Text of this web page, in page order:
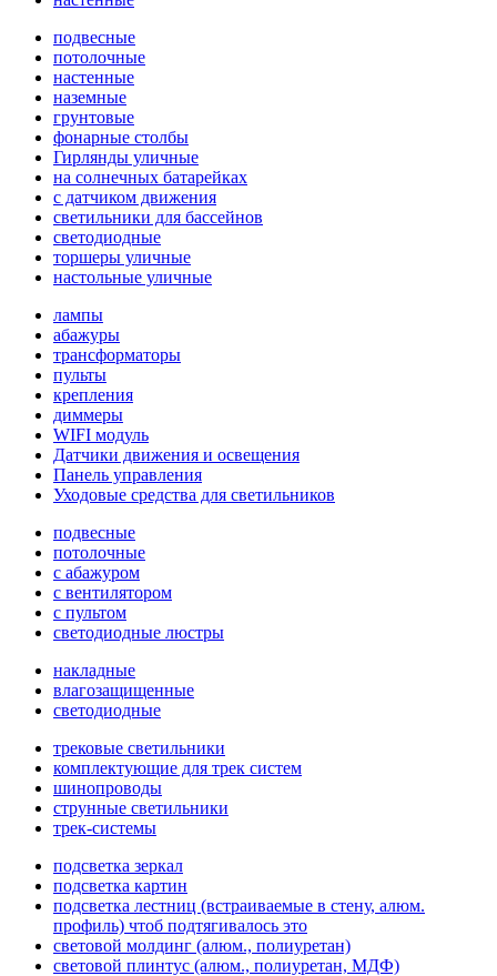
подвесные
потолочные
настенные
наземные
грунтовые
фонарные столбы
Гирлянды уличные
на солнечных батарейках
с датчиком движения
светильники для бассейнов
светодиодные
торшеры уличные
настольные уличные
лампы
абажуры
трансформаторы
пульты
крепления
диммеры
WIFI модуль
Датчики движения и освещения
Панель управления
Уходовые средства для светильников
подвесные
потолочные
с абажуром
с вентилятором
с пультом
светодиодные люстры
накладные
влагозащищенные
светодиодные
трековые светильники
комплектующие для трек систем
шинопроводы
струнные светильники
трек-системы
подсветка зеркал
подсветка картин
подсветка лестниц (встраиваемые в стену, алюм.
профиль) чтоб подтягивалось это
световой молдинг (алюм., полиуретан)
световой плинтус (алюм., полиуретан, МДФ)